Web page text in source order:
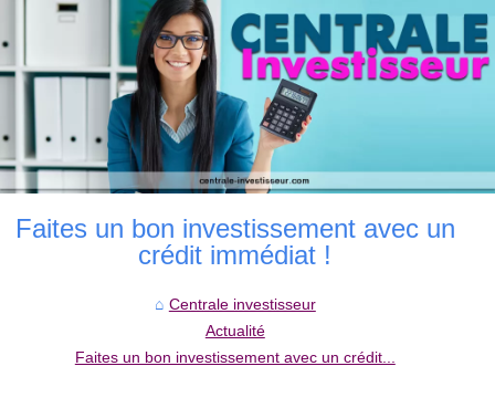
Faites un bon investissement avec un
crédit immédiat !
Centrale investisseur
Actualité
Faites un bon investissement avec un crédit...